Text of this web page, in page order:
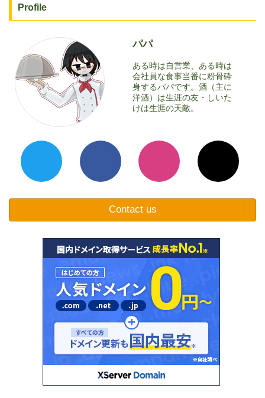
Profile
パパ
ある時は自営業、ある時は
会社員な食事当番に粉骨砕
身するパパです。酒（主に
洋酒）は生涯の友・しいた
けは生涯の天敵。
Contact us